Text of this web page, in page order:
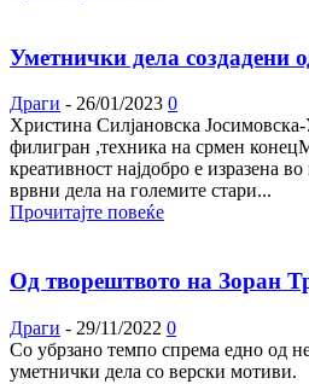
Уметнички дела создадени
Драги - 26/01/2023 0
Христина Силјановска
филигран ,техника на срмен
креативност најдобро е изразена
врвни дела на големите стари...
Прочитајте повеќе
Oд творештвото на Зоран
Драги - 29/11/2022 0
Со убрзано темпо спрема едно од
уметнички дела со верски мотиви.